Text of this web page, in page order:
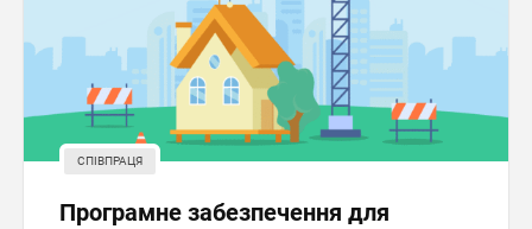
СПІВПРАЦЯ
Програмне забезпечення для